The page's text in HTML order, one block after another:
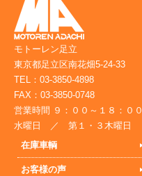
モトーレン足立
東京都足立区南花畑5-24-33
TEL：03-3850-4898
FAX：03-3850-0748
営業時間 ９：００～１８：００
水曜日 ／ 第１・３木曜日
在庫車輌
お客様の声